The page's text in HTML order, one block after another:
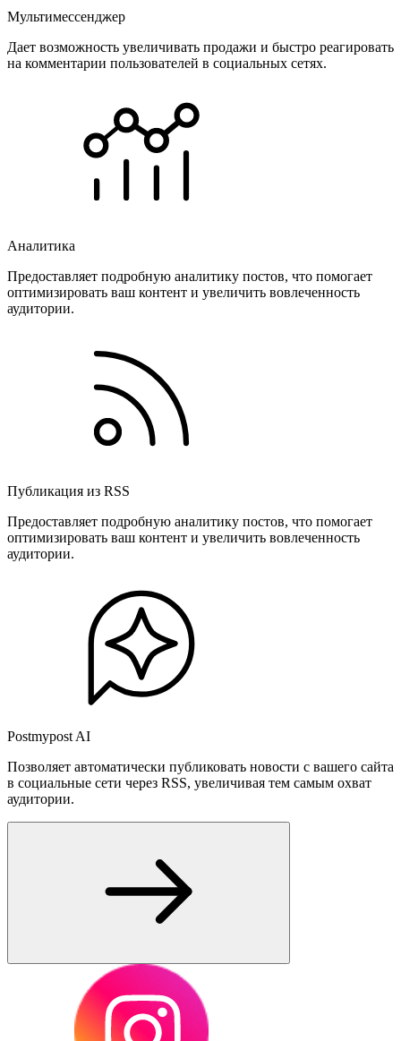
Мультимессенджер
Дает возможность увеличивать продажи и быстро реагировать
на комментарии пользователей в социальных сетях.
Аналитика
Предоставляет подробную аналитику постов, что помогает
оптимизировать ваш контент и увеличить вовлеченность
аудитории.
Публикация из RSS
Предоставляет подробную аналитику постов, что помогает
оптимизировать ваш контент и увеличить вовлеченность
аудитории.
Postmypost AI
Позволяет автоматически публиковать новости с вашего сайта
в социальные сети через RSS, увеличивая тем самым охват
аудитории.